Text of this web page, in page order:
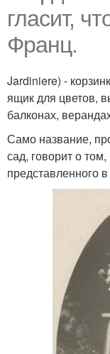
гласит,
Франц.
Jardiniere) -
ящик для цветов,
балконах,
Само название,
сад, говорит о
представленного